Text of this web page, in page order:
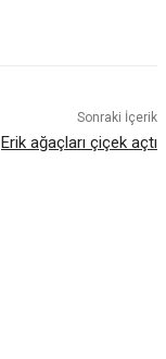
Sonraki İçerik
Erik ağaçları çiçek açtı